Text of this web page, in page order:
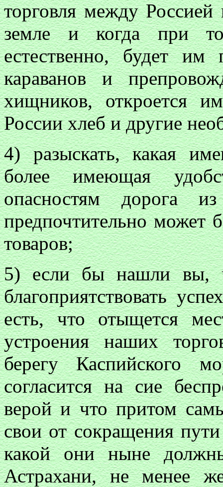
торговля между
земле и когда при
естественно, будет им
караванов и
хищников, откроется
России хлеб и другие
4) разыскать, какая
более имеющая
опасностям дорога
предпочтительно может
товаров;
5) если бы нашли вы,
благоприятствовать
есть, что отыщется
устроения наших
берегу Каспийского
согласится на сие
верой и что притом
свои от сокращения
какой они ныне
Астрахани, не менее